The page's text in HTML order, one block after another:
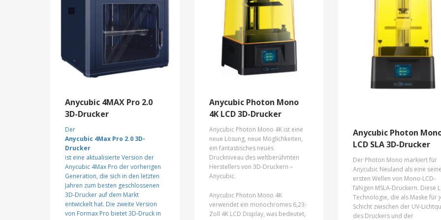
Lüftersystem, Z-Achse mit
Doppelschraube
magnetische Druckplatte aus
Federstahl etc.
nächste Stufe zu heben.
Filamentsensor, eine Auto-Resume
Funktion, eine Ultrabase-Glasplatte
und einen TITAN-Extruder, was zur
hoher Druckqualität beiträgt.
Dieser Drucker past perfekt sowohl
für die Anfänger als auch für
erfahrene Nutzer.
verwenden, wodurch Objekte für
eine Vielzahl von Aufgaben
gedruckt werden können.
Anycubic Mega X 3D-Drucker
sich hervorragend sowohl für
Anfänger als auch für erfahrene
Anwender.
Anycubic 4MAX Pro 2.0
3D-Drucker
Der
Anycubic 4Max Pro 2.0 3D-
Drucker
ist eine aktualisierte Version der
Anycubic 4Max Pro der vorherigen
Generation, die sich in den letzten
Jahren zum besten geschlossenen
3D-Drucker auf dem Markt
entwickelt hat. Die zweite Version
von Formax Pro bietet 3D-Druck in
Anycubic Photon Mono
4K LCD 3D-Drucker
Anycubic Photon Mono 4K ist eine
neue Lösung, neue Möglichkeiten,
ein fantastisches neues
Druckniveau des weltberühmten
Herstellers von 3D-Druckern –
Anycubic.
Anycubic Photon Mono 4K
verwendet ein monochromes 6,23-
Zoll 4K LCD Display, was bedeutet,
Anycubic Photon
LCD SLA 3D-Drucker
Der Photon Mono markiert für
Anycubic Neuland als eine
ersten Wellen von Mono-LCD-
fähigen MSLA-Druckern. Diese
Technologie, die als Maske für
Schicht zwischen der UV-
des Druckers und der